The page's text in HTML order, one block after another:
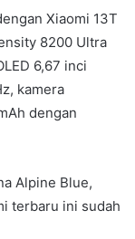
Xiaomi 13T
8200 Ultra
6,67 inci
kamera
dengan
Alpine Blue,
terbaru ini sudah